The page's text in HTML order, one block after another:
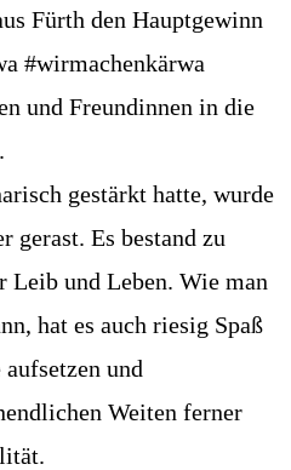
Fürth den Hauptgewinn
#wirmachenkärwa
und Freundinnen in die
gestärkt hatte, wurde
gerast. Es bestand zu
und Leben. Wie man
hat es auch riesig Spaß
und
Weiten ferner